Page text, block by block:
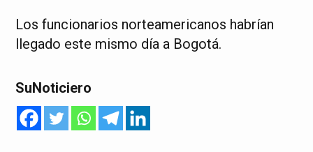
Los funcionarios norteamericanos habrían
llegado este mismo día a Bogotá.
SuNoticiero